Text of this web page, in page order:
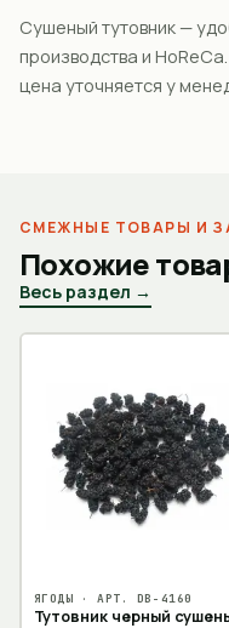
Сушеный тутовник —
производства и
цена уточняется у
СМЕЖНЫЕ ТОВАРЫ И
Похожие
Весь раздел →
ЯГОДЫ · АРТ. DB-4160
Тутовник черный